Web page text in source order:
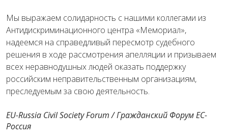
Мы выражаем солидарность с нашими коллегами из
Антидискриминационного центра «Мемориал»,
надеемся на справедливый пересмотр судебного
решения в ходе рассмотрения апелляции и призываем
всех неравнодушных людей оказать поддержку
российским неправительственным организациям,
преследуемым за свою деятельность.
EU-Russia Civil Society Forum / Гражданский Форум ЕС-
Россия